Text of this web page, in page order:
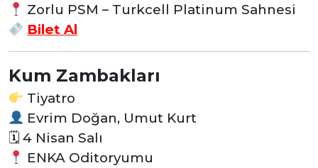
Zorlu PSM – Turkcell Platinum Sahnesi
Bilet Al
Kum Zambakları
Tiyatro
Evrim Doğan, Umut Kurt
🗓 4 Nisan Salı
ENKA Oditoryumu